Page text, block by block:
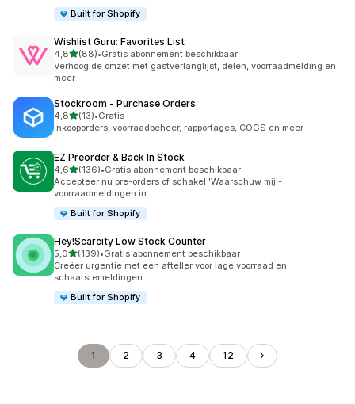
Built for Shopify
Wishlist Guru: Favorites List
4,8van 5 sterren
(88)
88 recensies in totaal
•Gratis abonnement beschikbaar
Verhoog de omzet met gastverlanglijst, delen, voorraadmelding en
meer
Stockroom ‑ Purchase Orders
4,8van 5 sterren
(13)
13 recensies in totaal
•Gratis
Inkooporders, voorraadbeheer, rapportages, COGS en meer
EZ Preorder & Back In Stock
4,6van 5 sterren
(136)
136 recensies in totaal
•Gratis abonnement beschikbaar
Accepteer nu pre-orders of schakel 'Waarschuw mij'-
voorraadmeldingen in
Built for Shopify
Hey!Scarcity Low Stock Counter
5,0van 5 sterren
(139)
139 recensies in totaal
•Gratis abonnement beschikbaar
Creëer urgentie met een afteller voor lage voorraad en
schaarstemeldingen
Built for Shopify
1 2 3 4 12